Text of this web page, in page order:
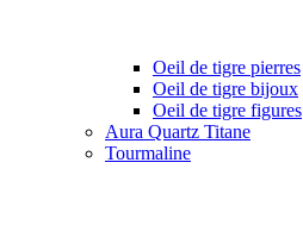
Oeil de tigre pierres
Oeil de tigre bijoux
Oeil de tigre figures
Aura Quartz Titane
Tourmaline